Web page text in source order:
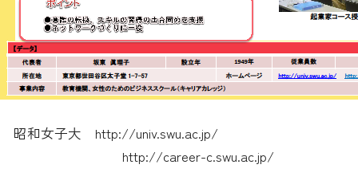
昭和女子大 http://univ.swu.ac.jp/
http://career-c.swu.ac.jp/